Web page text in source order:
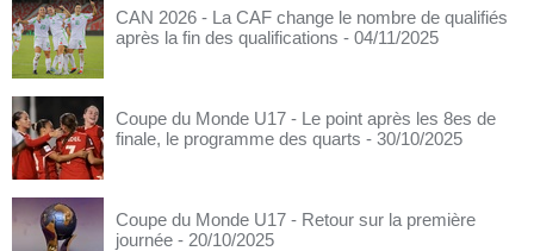
CAN 2026 - La CAF change le nombre de qualifiés
après la fin des qualifications - 04/11/2025
Coupe du Monde U17 - Le point après les 8es de
finale, le programme des quarts - 30/10/2025
Coupe du Monde U17 - Retour sur la première
journée - 20/10/2025